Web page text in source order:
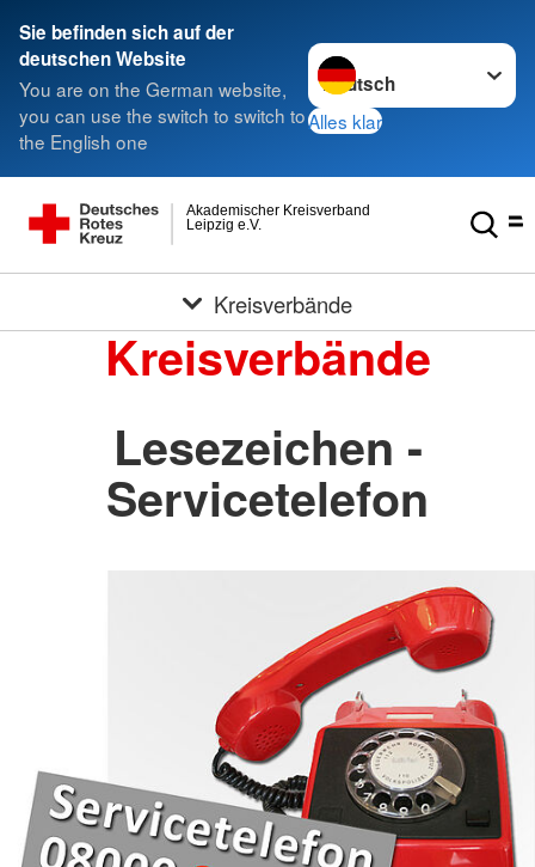
Sie befinden sich auf der
deutschen Website
You are on the German website,
you can use the switch to switch to
the English one
Sprache wechseln zu
Alles klar
Leipzig e.V.
Akademischer Kreisverband
Kreisverbände
Kreisverbände
Lesezeichen -
Servicetelefon